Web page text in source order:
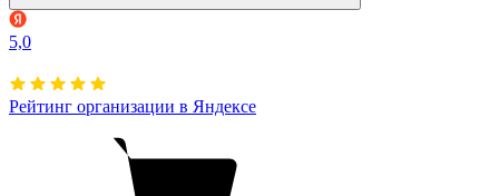
5,0
Рейтинг организации в Яндексе